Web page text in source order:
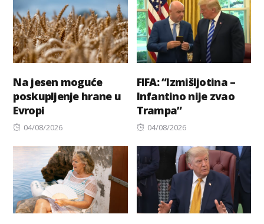
Na jesen moguće
poskupljenje hrane u
Evropi
Posted
04/08/2026
FIFA: “Izmišljotina –
Infantino nije zvao
Trampa”
Posted
04/08/2026